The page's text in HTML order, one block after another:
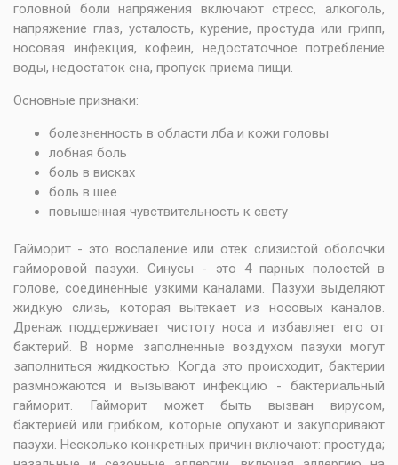
головной боли напряжения включают стресс, алкоголь,
напряжение глаз, усталость, курение, простуда или грипп,
носовая инфекция, кофеин, недостаточное потребление
воды, недостаток сна, пропуск приема пищи.
Основные признаки:
болезненность в области лба и кожи головы
лобная боль
боль в висках
боль в шее
повышенная чувствительность к свету
Гайморит - это воспаление или отек слизистой оболочки
гайморовой пазухи. Синусы - это 4 парных полостей в
голове, соединенные узкими каналами. Пазухи выделяют
жидкую слизь, которая вытекает из носовых каналов.
Дренаж поддерживает чистоту носа и избавляет его от
бактерий. В норме заполненные воздухом пазухи могут
заполниться жидкостью. Когда это происходит, бактерии
размножаются и вызывают инфекцию - бактериальный
гайморит. Гайморит может быть вызван вирусом,
бактерией или грибком, которые опухают и закупоривают
пазухи. Несколько конкретных причин включают: простуда;